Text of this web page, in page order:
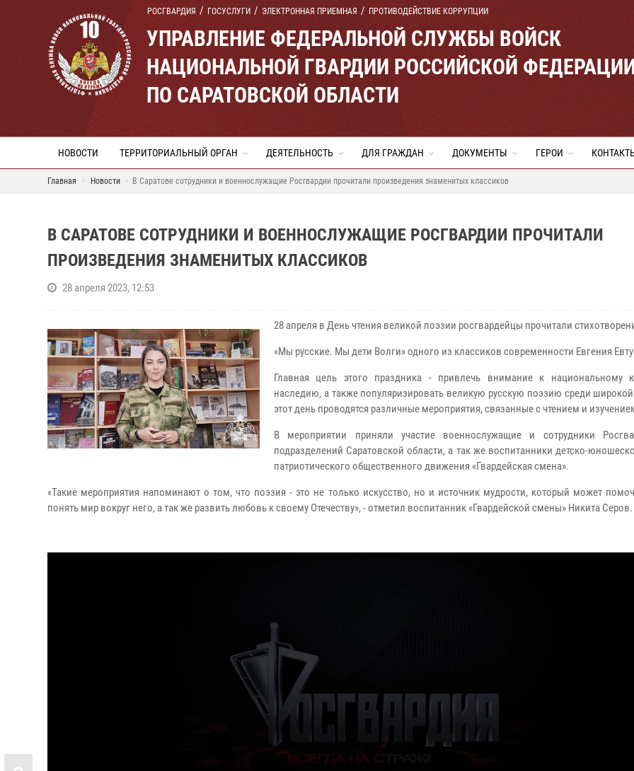
РОСГВАРДИЯ ГОСУСЛУГИ ЭЛЕКТРОННАЯ ПРИЕМНАЯ ПРОТИВОДЕЙСТВИЕ КОРРУПЦИИ
УПРАВЛЕНИЕ ФЕДЕРАЛЬНОЙ СЛУЖБЫ ВОЙСК
НАЦИОНАЛЬНОЙ ГВАРДИИ РОССИЙСКОЙ
ПО САРАТОВСКОЙ ОБЛАСТИ
НОВОСТИ ТЕРРИТОРИАЛЬНЫЙ ОРГАН ДЕЯТЕЛЬНОСТЬ ДЛЯ ГРАЖДАН ДОКУМЕНТЫ ГЕРОИ
Главная Новости В Саратове сотрудники и военнослужащие Росгвардии прочитали произведения знаменитых классиков
В САРАТОВЕ СОТРУДНИКИ И ВОЕННОСЛУЖАЩИЕ РОСГВАРДИИ ПРОЧИТАЛИ
ПРОИЗВЕДЕНИЯ ЗНАМЕНИТЫХ КЛАССИКОВ
28 апреля 2023, 12:53
28 апреля в День чтения великой поэзии росгвардейцы прочитали
«Мы русские. Мы дети Волги» одного из классиков современности Евгения
Главная цель этого праздника - привлечь внимание к национальному
наследию, а также популяризировать великую русскую поэзию среди
этот день проводятся различные мероприятия, связанные с чтением и
В мероприятии приняли участие военнослужащие и сотрудники
подразделений Саратовской области, а так же воспитанники детско-
патриотического общественного движения «Гвардейская смена».
«Такие мероприятия напоминают о том, что поэзия - это не только искусство, но и источник мудрости, который может
понять мир вокруг него, а так же развить любовь к своему Отечеству», - отметил воспитанник «Гвардейской смены» Никита Серов.